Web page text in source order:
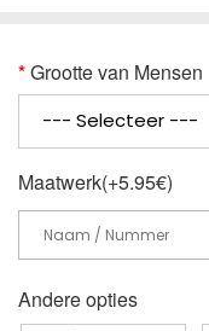
Grootte van Mensen
Maatwerk(+5.95€)
Andere opties